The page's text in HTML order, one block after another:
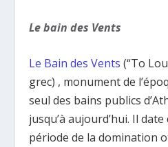
Le bain des Vents
Le Bain des Vents (“To
grec) , monument de
seul des bains publics
jusqu’à aujourd’hui. Il
période de la domination